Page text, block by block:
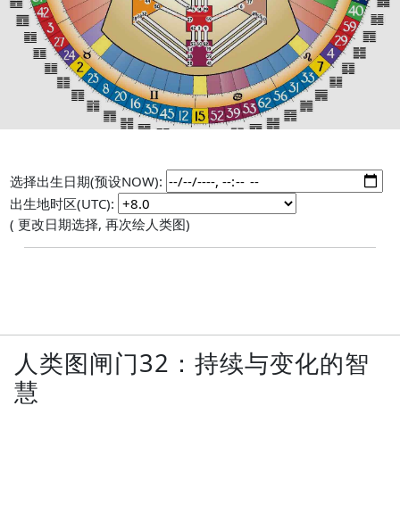
选择出生日期(预设NOW):
出生地时区(UTC):
( 更改日期选择, 再次绘人类图)
人类图闸门32：持续与变化的智
慧